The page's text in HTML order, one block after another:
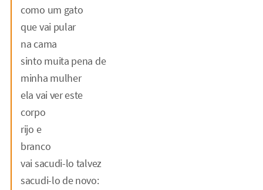
como um gato
que vai pular
na cama
sinto muita pena de
minha mulher
ela vai ver este
corpo
rijo e
branco
vai sacudi-lo talvez
sacudi-lo de novo: